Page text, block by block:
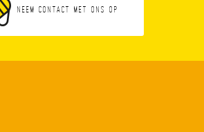
Neem contact met ons op